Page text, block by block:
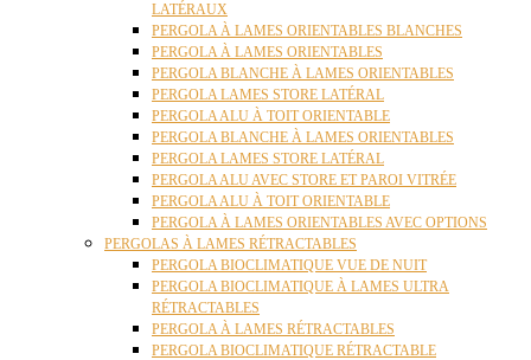
LATÉRAUX
PERGOLA À LAMES ORIENTABLES BLANCHES
PERGOLA À LAMES ORIENTABLES
PERGOLA BLANCHE À LAMES ORIENTABLES
PERGOLA LAMES STORE LATÉRAL
PERGOLA ALU À TOIT ORIENTABLE
PERGOLA BLANCHE À LAMES ORIENTABLES
PERGOLA LAMES STORE LATÉRAL
PERGOLA ALU AVEC STORE ET PAROI VITRÉE
PERGOLA ALU À TOIT ORIENTABLE
PERGOLA À LAMES ORIENTABLES AVEC OPTIONS
PERGOLAS À LAMES RÉTRACTABLES
PERGOLA BIOCLIMATIQUE VUE DE NUIT
PERGOLA BIOCLIMATIQUE À LAMES ULTRA
RÉTRACTABLES
PERGOLA À LAMES RÉTRACTABLES
PERGOLA BIOCLIMATIQUE RÉTRACTABLE